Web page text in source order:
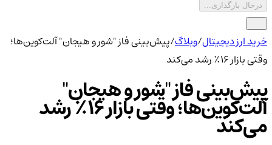
درحال بارگذاری...
خرید ارز دیجیتال/وبلاگ/پیش‌بینی فاز "شور و هیجان" آلت‌کوین‌ها؛
وقتی بازار ۱۶٪ رشد می‌کند
پیش‌بینی فاز "شور و هیجان"
آلت‌کوین‌ها؛ وقتی بازار ۱۶٪ رشد
می‌کند